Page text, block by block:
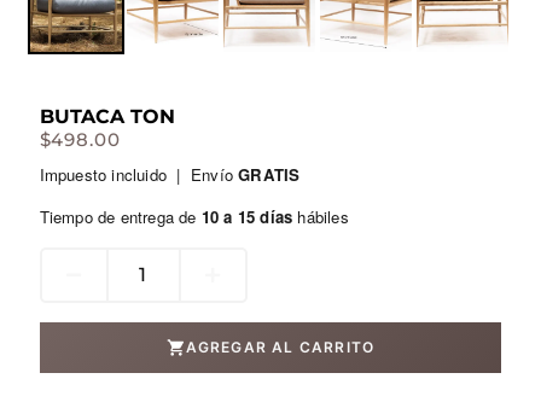
BUTACA TON
$498.00
Impuesto incluido | EnvíoGRATIS
Tiempo de entrega de 10 a 15 días hábiles
Butaca
cantidad
AGREGAR AL CARRITO